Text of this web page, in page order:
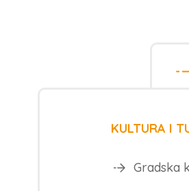
KULTURA I
Gradska